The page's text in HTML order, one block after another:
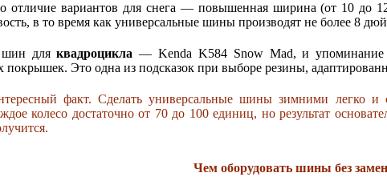
отличие вариантов для снега — повышенная ширина (от 10 до
в то время как универсальные шины производят не более 8
шин дляквадроцикла — Kenda K584 Snow Mad, и упоминание
покрышек. Это одна из подсказок при выборе резины,
факт. Сделать универсальные шины зимними легко и
колесо достаточно от 70 до 100 единиц, но результат
Чем оборудовать шины без